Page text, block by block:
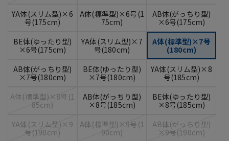
YA体(スリム型)×6
号(175cm)
A体(標準型)×6号(1
75cm)
AB体(がっちり型)
×6号(175cm)
BE体(ゆったり型)
×6号(175cm)
YA体(スリム型)×7
号(180cm)
A体(標準型)×7号
(180cm)
AB体(がっちり型)
×7号(180cm)
BE体(ゆったり型)
×7号(180cm)
YA体(スリム型)×8
号(185cm)
A体(標準型)×8号(1
85cm)
AB体(がっちり型)
×8号(185cm)
BE体(ゆったり型)
×8号(185cm)
YA体(スリム型)×9
号(190cm)
A体(標準型)×9号(1
90cm)
AB体(がっちり型)
×9号(190cm)